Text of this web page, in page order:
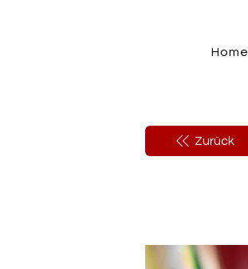
Home
Zurück